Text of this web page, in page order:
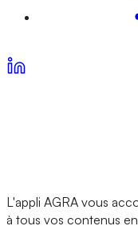
L'appli AGRA vous
à tous vos contenus